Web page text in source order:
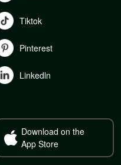
Tiktok
Pinterest
Linkedln
Download on the
App Store